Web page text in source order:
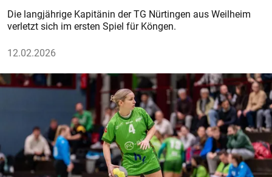
Die langjährige Kapitänin der TG Nürtingen aus Weilheim
verletzt sich im ersten Spiel für Köngen.
12.02.2026